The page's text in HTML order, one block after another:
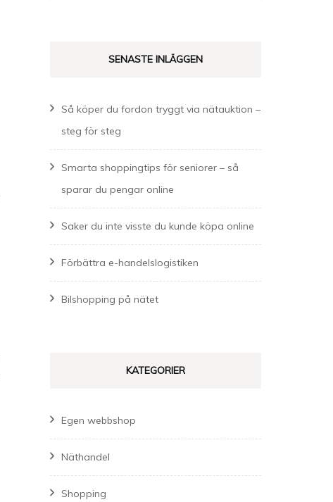
SENASTE INLÄGGEN
Så köper du fordon tryggt via nätauktion –
steg för steg
Smarta shoppingtips för seniorer – så
sparar du pengar online
Saker du inte visste du kunde köpa online
Förbättra e-handelslogistiken
Bilshopping på nätet
KATEGORIER
Egen webbshop
Näthandel
Shopping